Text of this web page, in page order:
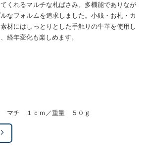
くれるマルチな札ばさみ。多機能でありなが
なフォルムを追求しました。小銭・お札・カ
材にはしっとりとした手触りの牛革を使用し
経年変化も楽しめます。
チ １ｃｍ／重量 ５０ｇ